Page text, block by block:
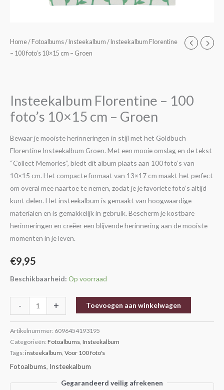
Home/ Fotoalbums/ Insteekalbum / Insteekalbum Florentine
– 100 foto’s 10×15 cm – Groen
Insteekalbum Florentine – 100
foto’s 10×15 cm – Groen
Bewaar je mooiste herinneringen in stijl met het Goldbuch
Florentine Insteekalbum Groen. Met een mooie omslag en de tekst
“Collect Memories”, biedt dit album plaats aan 100 foto’s van
10×15 cm. Het compacte formaat van 13×17 cm maakt het perfect
om overal mee naartoe te nemen, zodat je je favoriete foto’s altijd
kunt delen. Het insteekalbum is gemaakt van hoogwaardige
materialen en is gemakkelijk in gebruik. Bescherm je kostbare
herinneringen en creëer een blijvende herinnering aan de mooiste
momenten in je leven.
€9,95
Beschikbaarheid: Op voorraad
-
Insteekalbum
Florentine
10x15
cm
Groen
aantal
+ Toevoegen aan winkelwagen
Artikelnummer: 6096454193195
Categorieën: Fotoalbums Insteekalbum
Tags: insteekalbum Voor 100 foto's
Fotoalbums, Insteekalbum
Gegarandeerd veilig afrekenen